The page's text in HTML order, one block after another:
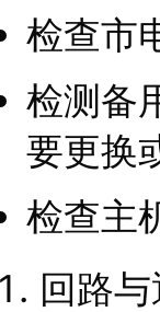
检查市
检测备
要更换
检查主
回路